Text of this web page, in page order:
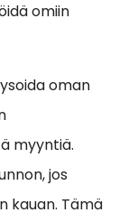
omiin
oman
myyntiä.
jos
kauan. Tämä